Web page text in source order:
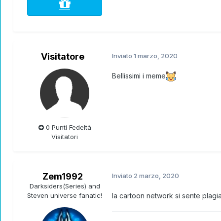
Visitatore
0 Punti Fedeltà
Visitatori
Inviato 1 marzo, 2020
Bellissimi i meme
Zem1992
Darksiders(Series) and
Steven universe fanatic!
Inviato 2 marzo, 2020
la cartoon network si sente